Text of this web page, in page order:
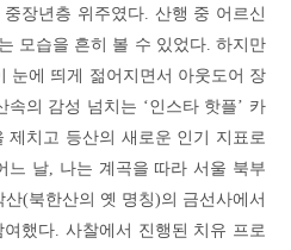
장년층 위주였다. 산행 중 어르신
모습을 흔히 볼 수 있었다. 하지만
눈에 띄게 젊어지면서 아웃도어 장
의 감성 넘치는 ‘인스타 핫플’ 카
제치고 등산의 새로운 인기 지표로
느 날, 나는 계곡을 따라 서울 북부
(북한산의 옛 명칭)의 금선사에서
했다. 사찰에서 진행된 치유 프로